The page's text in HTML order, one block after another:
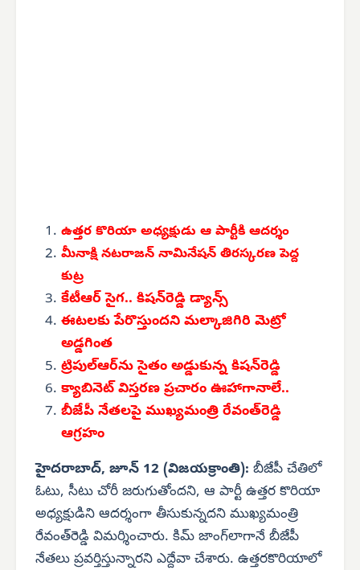
ఉత్తర కొరియా అధ్యక్షుడు ఆ పార్టీకి ఆదర్శం
మీనాక్షి నటరాజన్ నామినేషన్ తిరస్కరణ పెద్ద
కుట్ర
కేటీఆర్ సైగ.. కిషన్‌రెడ్డి డ్యాన్స్
ఈటలకు పేరొస్తుందని మల్కాజిగిరి మెట్రో
అడ్డగింత
ట్రిపుల్‌ఆర్‌ను సైతం అడ్డుకున్న కిషన్‌రెడ్డి
క్యాబినెట్ విస్తరణ ప్రచారం ఊహాగానాలే..
బీజేపీ నేతలపై ముఖ్యమంత్రి రేవంత్‌రెడ్డి
ఆగ్రహం
హైదరాబాద్, జూన్ 12 (విజయక్రాంతి): బీజేపీ చేతిలో
ఓటు, సీటు చోరీ జరుగుతోందని, ఆ పార్టీ ఉత్తర కొరియా
అధ్యక్షుడిని ఆదర్శంగా తీసుకున్నదని ముఖ్యమంత్రి
రేవంత్‌రెడ్డి విమర్శించారు. కిమ్ జాంగ్‌లాగానే బీజేపీ
నేతలు ప్రవర్తిస్తున్నారని ఎద్దేవా చేశారు. ఉత్తరకొరియాలో